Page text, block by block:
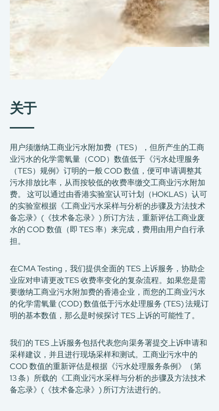
关于
用户须缴纳工商业污水附加费（TES），但所产生的工商
业污水的化学需氧量（COD）数值低于《污水处理服务
（TES）规例》订明的一般 COD 数值，便可申请调整其
污水排放比率，从而按较低的收费率缴交工商业污水附加
费。 这可以通过由香港实验室认可计划（HOKLAS）认可
的实验室根据《工商业污水采样与分析的步骤及方法技术
备忘录》(《技术备忘录》) 所订方法，重新评估工商业废
水的 COD 数值（即 TES 率）来完成，费用由用户自行承
担。
在CMA Testing，我们提供全面的 TES 上诉服务，协助企
业应对申请更改TES 收费率变化的复杂流程。如果您是需
要缴纳工商业污水附加费的香港企业，而您的工商业污水
的化学需氧量 (COD) 数值低于污水处理服务 (TES) 法规订
明的基本数值，那么是时候探讨 TES 上诉的可能性了。
我们的 TES 上诉服务包括代表您向渠务署提交上诉申请和
采样建议，并且进行现场采样和测试。工商业污水中的
COD 数值的重新评估是根据《污水处理服务条例》（第
13 条）所载的《工商业污水采样与分析的步骤及方法技术
备忘录》(《技术备忘录》) 所订方法进行的。